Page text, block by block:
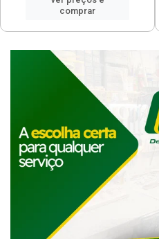
comprar